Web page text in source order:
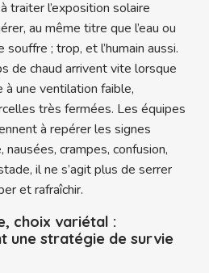
traiter l’exposition solaire
au même titre que l’eau ou
; trop, et l’humain aussi.
de chaud arrivent vite lorsque
à une ventilation faible,
très fermées. Les équipes
à repérer les signes
crampes, confusion,
il ne s’agit plus de serrer
et rafraîchir.
choix variétal :
une stratégie de survie